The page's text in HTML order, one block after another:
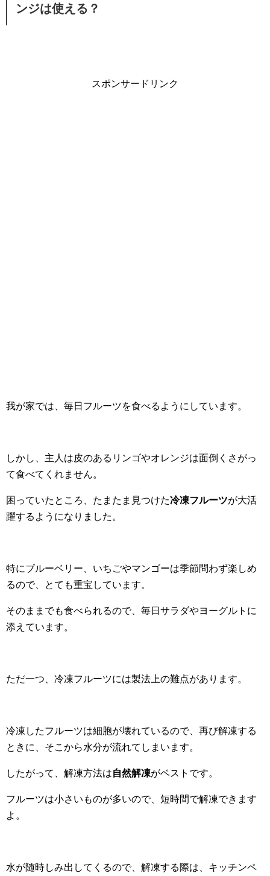
ンジは使える？
スポンサードリンク
我が家では、毎日フルーツを食べるようにしています。
しかし、主人は皮のあるリンゴやオレンジは面倒くさがっ
て食べてくれません。
困っていたところ、たまたま見つけた冷凍フルーツが大活
躍するようになりました。
特にブルーベリー、いちごやマンゴーは季節問わず楽しめ
るので、とても重宝しています。
そのままでも食べられるので、毎日サラダやヨーグルトに
添えています。
ただ一つ、冷凍フルーツには製法上の難点があります。
冷凍したフルーツは細胞が壊れているので、再び解凍する
ときに、そこから水分が流れてしまいます。
したがって、解凍方法は自然解凍がベストです。
フルーツは小さいものが多いので、短時間で解凍できます
よ。
水が随時しみ出してくるので、解凍する際は、キッチンペ